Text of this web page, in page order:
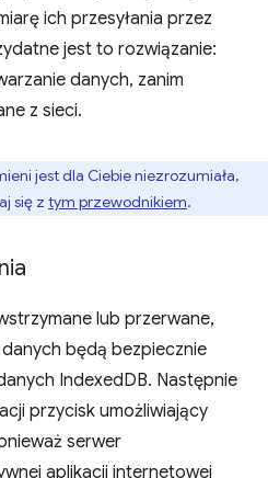
ich przesyłania przez
jest to rozwiązanie:
danych, zanim
z sieci.
jest dla Ciebie niezrozumiała,
się z tym przewodnikiem.
lub przerwane,
będą bezpiecznie
IndexedDB. Następnie
przycisk umożliwiający
serwer
aplikacji internetowej